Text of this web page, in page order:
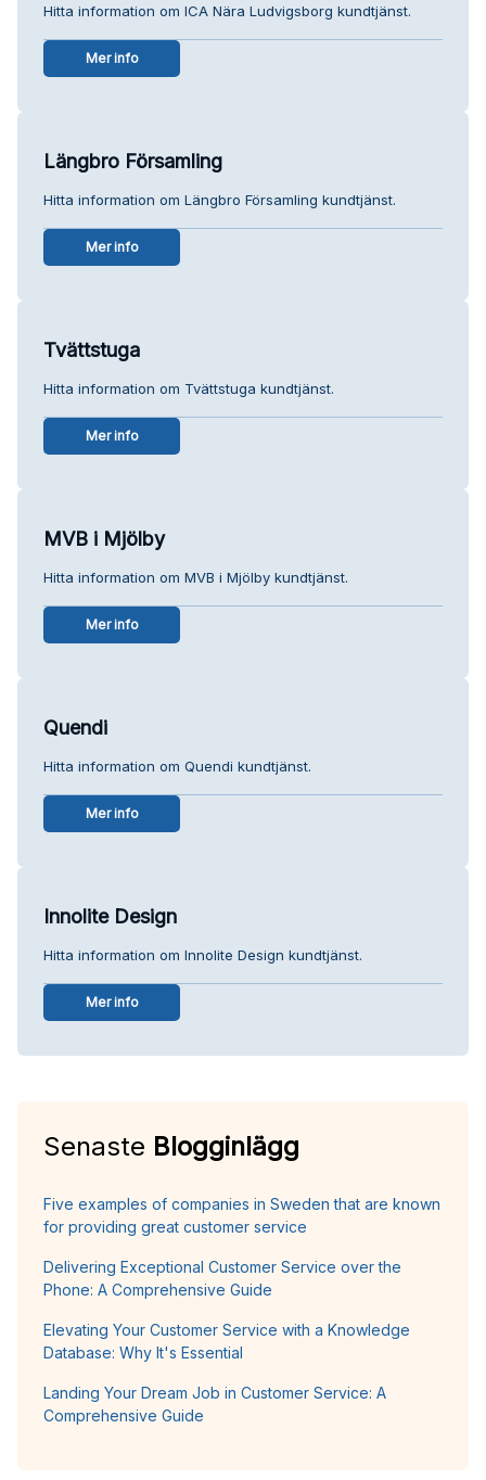
Hitta information om ICA Nära Ludvigsborg kundtjänst.
Mer info
Längbro Församling
Hitta information om Längbro Församling kundtjänst.
Mer info
Tvättstuga
Hitta information om Tvättstuga kundtjänst.
Mer info
MVB i Mjölby
Hitta information om MVB i Mjölby kundtjänst.
Mer info
Quendi
Hitta information om Quendi kundtjänst.
Mer info
Innolite Design
Hitta information om Innolite Design kundtjänst.
Mer info
Senaste Blogginlägg
Five examples of companies in Sweden that are known
for providing great customer service
Delivering Exceptional Customer Service over the
Phone: A Comprehensive Guide
Elevating Your Customer Service with a Knowledge
Database: Why It's Essential
Landing Your Dream Job in Customer Service: A
Comprehensive Guide